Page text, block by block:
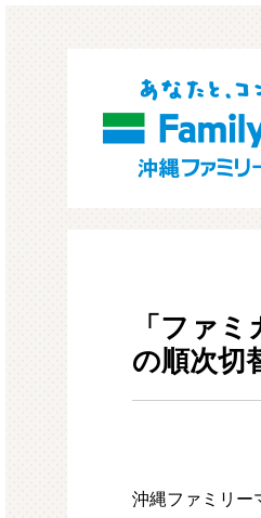
「ファ
の順次切
沖縄ファミリー